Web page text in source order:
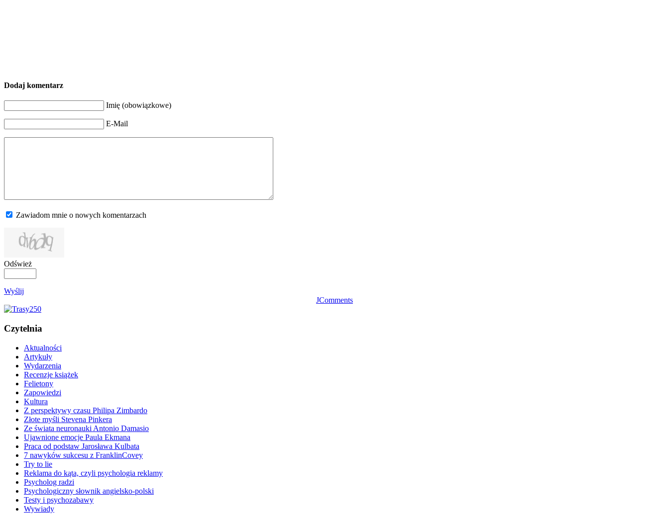
Dodaj komentarz
Imię (obowiązkowe)
E-Mail
Zawiadom mnie o nowych komentarzach
Odśwież
Wyślij
JComments
Czytelnia
Aktualności
Artykuły
Wydarzenia
Recenzje książek
Felietony
Zapowiedzi
Kultura
Z perspektywy czasu Philipa Zimbardo
Złote myśli Stevena Pinkera
Ze świata neuronauki Antonio Damasio
Ujawnione emocje Paula Ekmana
Praca od podstaw Jarosława Kulbata
7 nawyków sukcesu z FranklinCovey
Try to lie
Reklama do kąta, czyli psychologia reklamy
Psycholog radzi
Psychologiczny słownik angielsko-polski
Testy i psychozabawy
Wywiady